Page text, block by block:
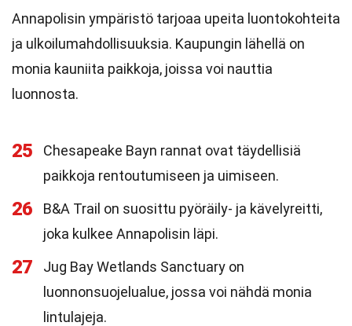
Annapolisin ympäristö tarjoaa upeita luontokohteita
ja ulkoilumahdollisuuksia. Kaupungin lähellä on
monia kauniita paikkoja, joissa voi nauttia
luonnosta.
25
Chesapeake Bayn rannat ovat täydellisiä
paikkoja rentoutumiseen ja uimiseen.
26
B&A Trail on suosittu pyöräily- ja kävelyreitti,
joka kulkee Annapolisin läpi.
27
Jug Bay Wetlands Sanctuary on
luonnonsuojelualue, jossa voi nähdä monia
lintulajeja.